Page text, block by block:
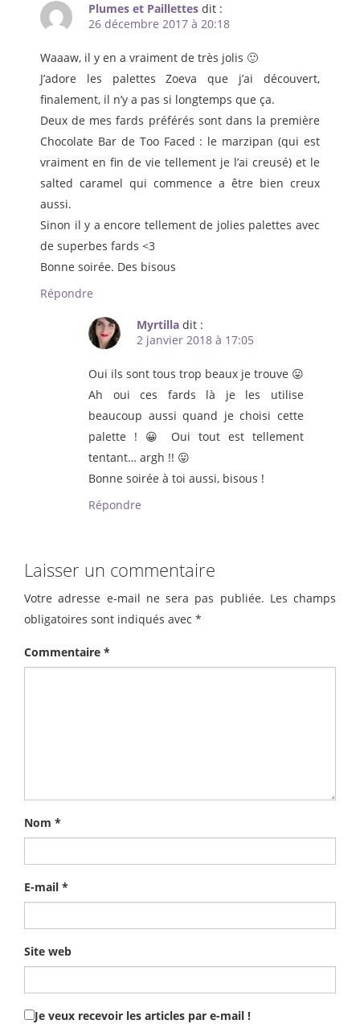
Plumes et Paillettes dit :
26 décembre 2017 à 20:18
Waaaw, il y en a vraiment de très jolis 🙂
J’adore les palettes Zoeva que j’ai découvert,
finalement, il n’y a pas si longtemps que ça.
Deux de mes fards préférés sont dans la première
Chocolate Bar de Too Faced : le marzipan (qui est
vraiment en fin de vie tellement je l’ai creusé) et le
salted caramel qui commence a être bien creux
aussi.
Sinon il y a encore tellement de jolies palettes avec
de superbes fards <3
Bonne soirée. Des bisous
Répondre
Myrtilla dit :
2 janvier 2018 à 17:05
Oui ils sont tous trop beaux je trouve 😛
Ah oui ces fards là je les utilise
beaucoup aussi quand je choisi cette
palette ! 😀 Oui tout est tellement
tentant… argh !! 😛
Bonne soirée à toi aussi, bisous !
Répondre
Laisser un commentaire
Votre adresse e-mail ne sera pas publiée. Les champs
obligatoires sont indiqués avec *
Commentaire *
Nom *
E-mail *
Site web
Je veux recevoir les articles par e-mail !